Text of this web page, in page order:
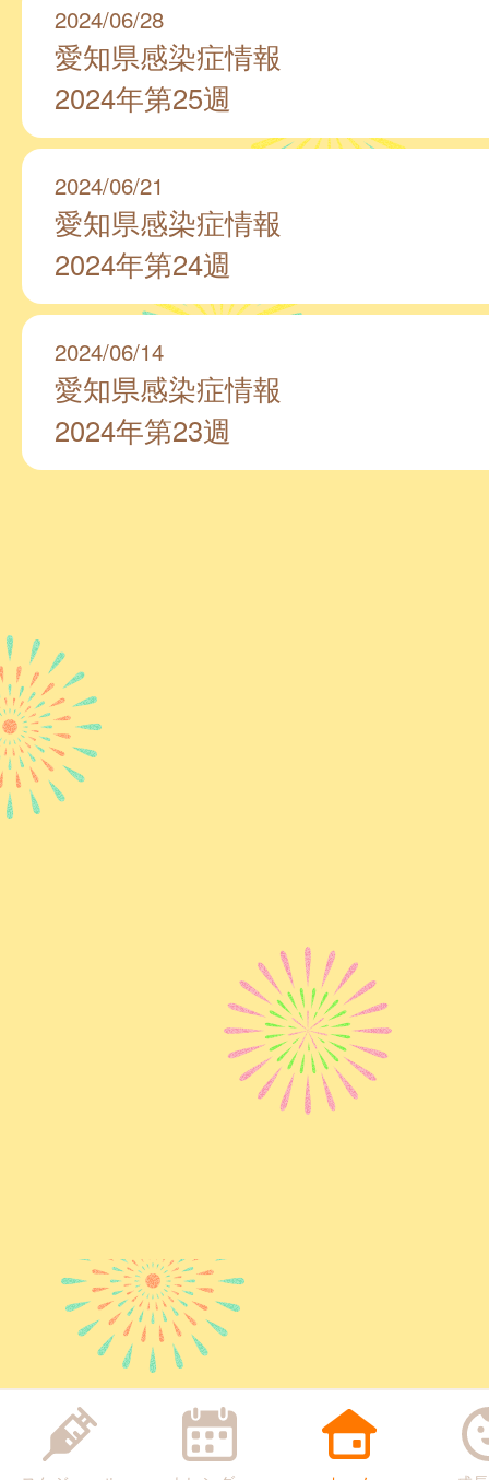
2024/06/28
愛知県感染症情報
2024年第25週
2024/06/21
愛知県感染症情報
2024年第24週
2024/06/14
愛知県感染症情報
2024年第23週